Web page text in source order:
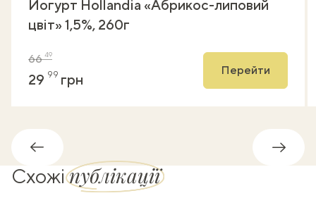
Йогурт Hollandia «Абрикос-липовий
цвіт» 1,5%, 260г
6649
29 99 грн
Перейти
Назад
Схожіпублікації